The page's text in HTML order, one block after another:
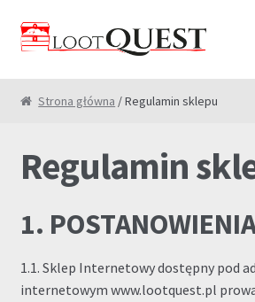
do
nawigacji
do
treści
Strona główna / Regulamin sklepu
Regulamin
1.
1.1. Sklep Internetowy dostępny pod
internetowym www.lootquest.pl